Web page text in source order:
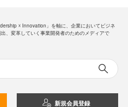
☓ Innovation」を軸に、企業においてビジネ
出、変革していく事業開発者のためのメディアで
新規会員登録